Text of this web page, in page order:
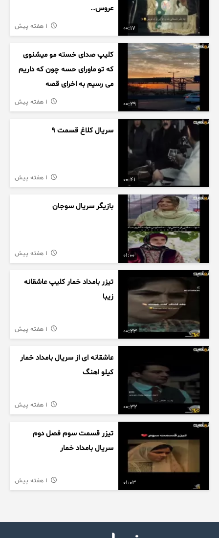
00:17
عروس..
00:29
کلیپ صدای خسته مو میشنوی
که تو ماورای حسه چون که داریم
می رسیم به اخرای قصه
00:41
سریال کلاغ قسمت 9
01:00
بازیگر سریال سوجان
00:23
تیزر بامداد خمار کلیپ عاشقانه
زیبا
00:32
عاشقانه ای از سریال بامداد خمار
کیلو اهنگ
01:03
تیزر قسمت سوم فصل دوم
سریال بامداد خمار